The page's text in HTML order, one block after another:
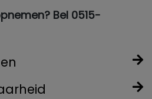
Bel 0515-